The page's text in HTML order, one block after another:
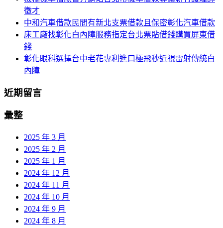
徵才
中和汽車借款民間有新北支票借款且保密彰化汽車借款
床工廠找彰化白內障服務指定台北票貼借錢購買屏東借
錢
彰化眼科選擇台中老花專利進口極飛秒近視雷射傳統白
內障
近期留言
彙整
2025 年 3 月
2025 年 2 月
2025 年 1 月
2024 年 12 月
2024 年 11 月
2024 年 10 月
2024 年 9 月
2024 年 8 月